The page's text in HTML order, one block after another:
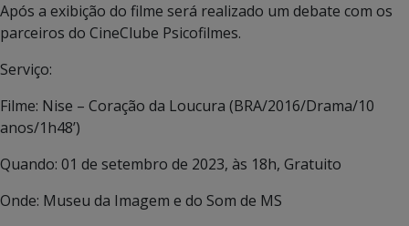
Após a exibição do filme será realizado um debate com os
parceiros do CineClube Psicofilmes.
Serviço:
Filme: Nise – Coração da Loucura (BRA/2016/Drama/10
anos/1h48’)
Quando: 01 de setembro de 2023, às 18h, Gratuito
Onde: Museu da Imagem e do Som de MS